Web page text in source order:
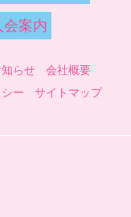
案内
らせ
会社概要
ー
サイトマップ